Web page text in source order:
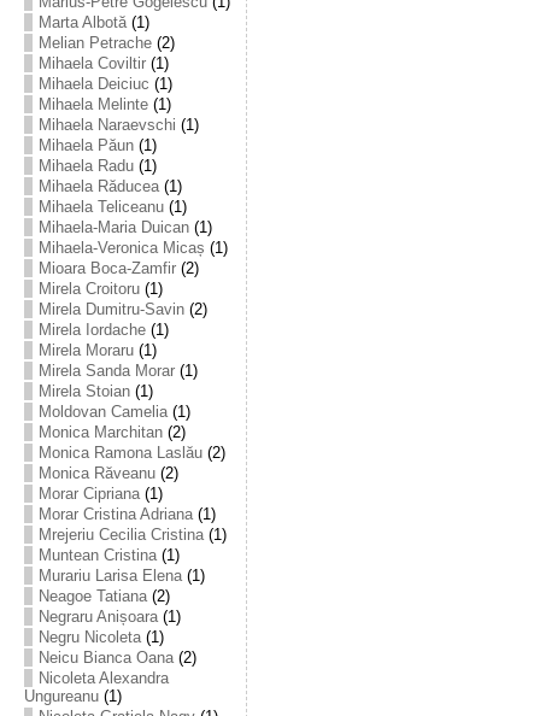
Marta Albotă(1)
Melian Petrache(2)
Mihaela Coviltir(1)
Mihaela Deiciuc (1)
Mihaela Melinte(1)
Mihaela Naraevschi (1)
Mihaela Păun(1)
Mihaela Radu(1)
Mihaela Răducea(1)
Mihaela Teliceanu(1)
Mihaela-Maria Duican(1)
Mihaela-Veronica Micaș (1)
Mioara Boca-Zamfir(2)
Mirela Croitoru(1)
Mirela Dumitru-Savin(2)
Mirela Iordache(1)
Mirela Moraru(1)
Mirela Sanda Morar(1)
Mirela Stoian(1)
Moldovan Camelia(1)
Monica Marchitan(2)
Monica Ramona Laslău(2)
Monica Răveanu(2)
Morar Cipriana(1)
Morar Cristina Adriana(1)
Mrejeriu Cecilia Cristina(1)
Muntean Cristina(1)
Murariu Larisa Elena(1)
Neagoe Tatiana(2)
Negraru Anișoara(1)
Negru Nicoleta(1)
Neicu Bianca Oana(2)
Nicoleta Alexandra
Ungureanu(1)